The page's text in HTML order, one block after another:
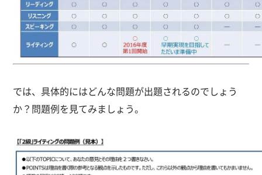
では、具体的にはどんな問題が出題されるのでしょう
か？問題例を見てみましょう。